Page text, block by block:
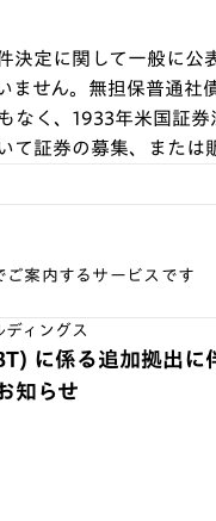
決定に関して一般に公
ません。無担保普通社
なく、1933年米国証
証券の募集、または
ご案内するサービスです
ディングス
に係る追加拠出に
知らせ